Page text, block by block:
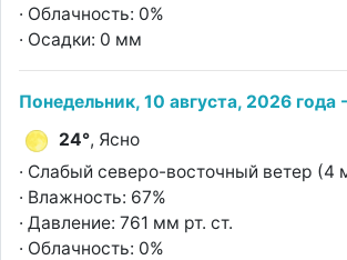
· Облачность: 0%
· Осадки: 0 мм
Понедельник, 10 августа, 2026 года
24°, Ясно
· Слабый северо-восточный ветер (4
· Влажность: 67%
· Давление: 761 мм рт. ст.
· Облачность: 0%